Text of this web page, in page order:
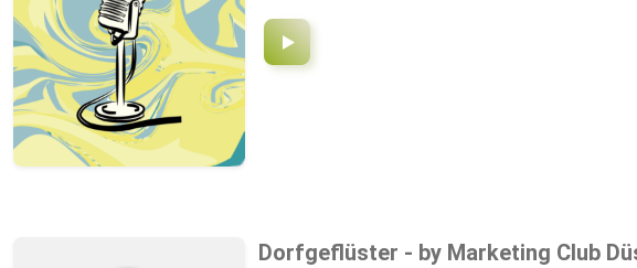
Dorfgeflüster - by Marketing Club